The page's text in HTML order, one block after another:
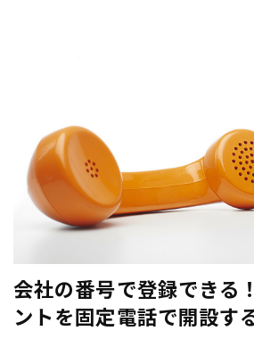
会社の番号で登録できる
ントを固定電話で開設す